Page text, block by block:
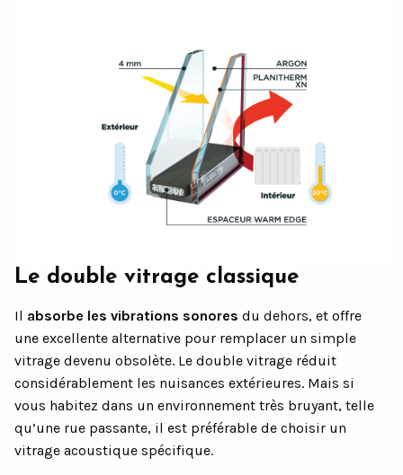
Le double vitrage classique
Il absorbe les vibrations sonores du dehors, et offre
une excellente alternative pour remplacer un simple
vitrage devenu obsolète. Le double vitrage réduit
considérablement les nuisances extérieures. Mais si
vous habitez dans un environnement très bruyant, telle
qu’une rue passante, il est préférable de choisir un
vitrage acoustique spécifique.